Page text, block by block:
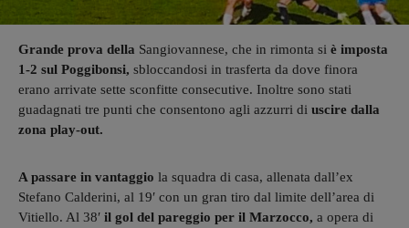
Grande prova della Sangiovannese, che in rimonta si è imposta
1-2 sul Poggibonsi, sbloccandosi in trasferta da dove finora
erano arrivate sette sconfitte consecutive. Inoltre sono stati
guadagnati tre punti che consentono agli azzurri di uscire dalla
zona play-out.
A passare in vantaggio la squadra di casa, allenata dall’ex
Stefano Calderini, al 19′ con un gran tiro dal limite dell’area di
Vitiello. Al 38′ il gol del pareggio per il Marzocco, a opera di